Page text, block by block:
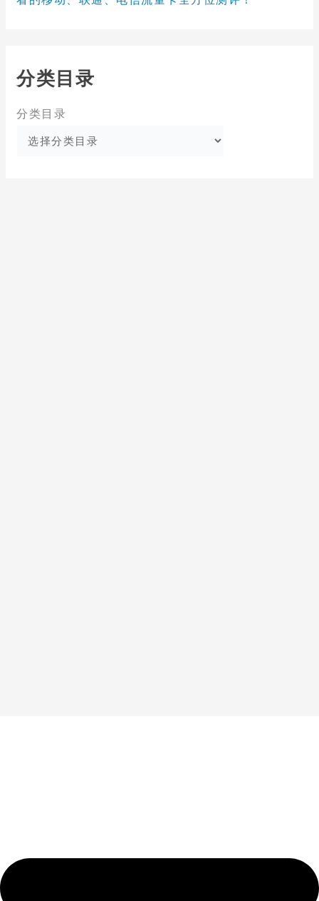
分类目录
分类目录